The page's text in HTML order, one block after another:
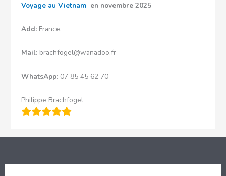
Voyage au Vietnam en novembre 2025
Add: France.
Mail: brachfogel@wanadoo.fr
WhatsApp: 07 85 45 62 70
Philippe Brachfogel